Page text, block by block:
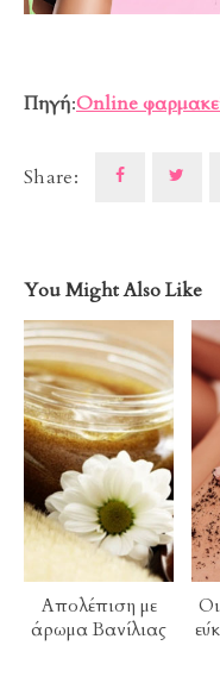
Πηγή:Οnline
Share:
You Might Also Like
Απολέπιση με
άρωμα Βανίλιας